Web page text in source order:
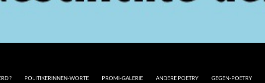
? POLITIKERINNEN-WORTE PROMI-GALERIE ANDERE POETRY GEGEN-POETRY